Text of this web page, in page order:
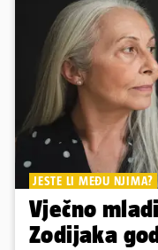
JESTE LI MEĐU NJIMA?
Vječno
Zodijaka